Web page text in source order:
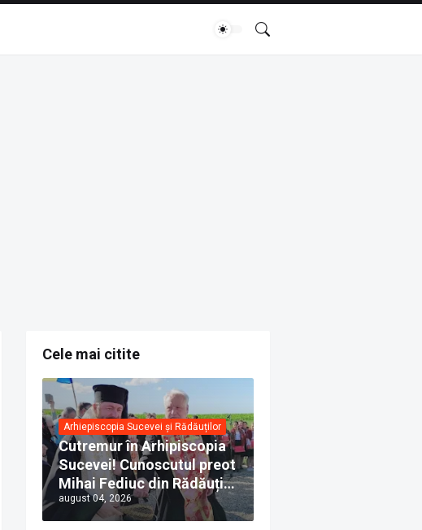
Cele mai citite
Arhiepiscopia Sucevei și Rădăuților
Cutremur în Arhipiscopia
Sucevei! Cunoscutul preot
Mihai Fediuc din Rădăuți a
trecut la Biserica Creștină
Ortodoxă Valahă. ÎPS
august 04, 2026